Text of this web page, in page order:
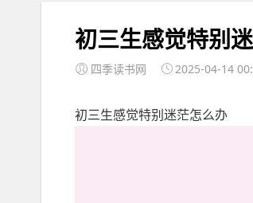
初三生感觉特别
四季读书网 2025-04-14
初三生感觉特别迷茫怎么办